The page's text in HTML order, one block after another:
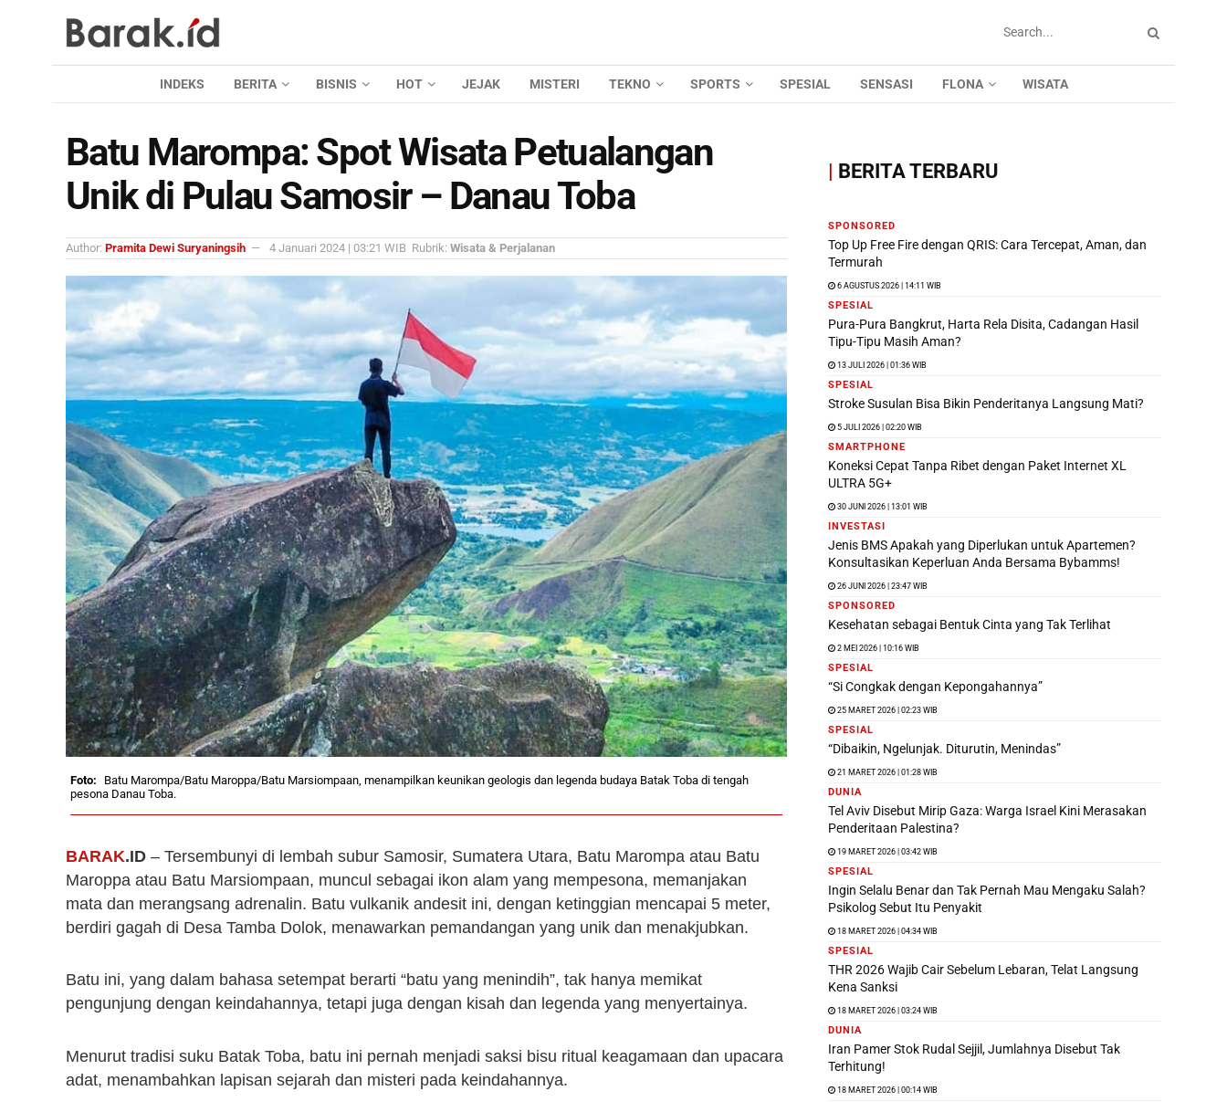
INDEKS BERITA BISNIS HOT JEJAK MISTERI TEKNO SPORTS SPESIAL SENSASI FLONA WISATA
Batu Marompa: Spot Wisata Petualangan
Unik di Pulau Samosir – Danau Toba
Author: Pramita Dewi Suryaningsih 4 Januari 2024 | 03:21 WIB Rubrik: Wisata & Perjalanan
Batu Marompa/Batu Maroppa/Batu Marsiompaan, menampilkan keunikan geologis dan legenda budaya Batak Toba di tengah
pesona Danau Toba.
BARAK.ID – Tersembunyi di lembah subur Samosir, Sumatera Utara, Batu Marompa atau Batu
Maroppa atau Batu Marsiompaan, muncul sebagai ikon alam yang mempesona, memanjakan
mata dan merangsang adrenalin. Batu vulkanik andesit ini, dengan ketinggian mencapai 5 meter,
berdiri gagah di Desa Tamba Dolok, menawarkan pemandangan yang unik dan menakjubkan.
Batu ini, yang dalam bahasa setempat berarti “batu yang menindih”, tak hanya memikat
pengunjung dengan keindahannya, tetapi juga dengan kisah dan legenda yang menyertainya.
Menurut tradisi suku Batak Toba, batu ini pernah menjadi saksi bisu ritual keagamaan dan upacara
adat, menambahkan lapisan sejarah dan misteri pada keindahannya.
| BERITA TERBARU
SPONSORED
Top Up Free Fire dengan QRIS: Cara Tercepat, Aman, dan
Termurah
6 AGUSTUS 2026 | 14:11 WIB
SPESIAL
Pura-Pura Bangkrut, Harta Rela Disita, Cadangan Hasil
Tipu-Tipu Masih Aman?
13 JULI 2026 | 01:36 WIB
SPESIAL
Stroke Susulan Bisa Bikin Penderitanya Langsung Mati?
5 JULI 2026 | 02:20 WIB
SMARTPHONE
Koneksi Cepat Tanpa Ribet dengan Paket Internet XL
ULTRA 5G+
30 JUNI 2026 | 13:01 WIB
INVESTASI
Jenis BMS Apakah yang Diperlukan untuk Apartemen?
Konsultasikan Keperluan Anda Bersama Bybamms!
26 JUNI 2026 | 23:47 WIB
SPONSORED
Kesehatan sebagai Bentuk Cinta yang Tak Terlihat
2 MEI 2026 | 10:16 WIB
SPESIAL
“Si Congkak dengan Kepongahannya”
25 MARET 2026 | 02:23 WIB
SPESIAL
“Dibaikin, Ngelunjak. Diturutin, Menindas”
21 MARET 2026 | 01:28 WIB
DUNIA
Tel Aviv Disebut Mirip Gaza: Warga Israel Kini Merasakan
Penderitaan Palestina?
19 MARET 2026 | 03:42 WIB
SPESIAL
Ingin Selalu Benar dan Tak Pernah Mau Mengaku Salah?
Psikolog Sebut Itu Penyakit
18 MARET 2026 | 04:34 WIB
SPESIAL
THR 2026 Wajib Cair Sebelum Lebaran, Telat Langsung
Kena Sanksi
18 MARET 2026 | 03:24 WIB
DUNIA
Iran Pamer Stok Rudal Sejjil, Jumlahnya Disebut Tak
Terhitung!
18 MARET 2026 | 00:14 WIB